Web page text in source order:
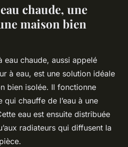
chaude, une
maison bien
eau chaude, aussi appelé
à eau, est une solution idéale
bien isolée. Il fonctionne
chauffe de l’eau à une
eau est ensuite distribuée
radiateurs qui diffusent la